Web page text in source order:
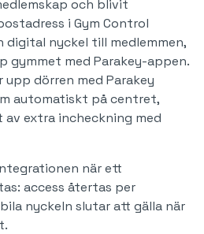
och blivit
i Gym Control
digital nyckel till medlemmen,
gymmet med Parakey-appen.
upp dörren med Parakey
automatiskt på centret,
extra incheckning med
när ett
access återtas per
nyckeln slutar att gälla när